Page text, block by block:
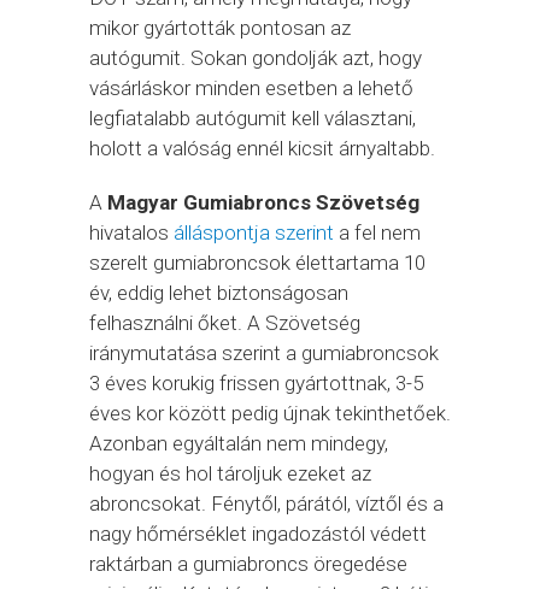
mikor gyártották pontosan az
autógumit. Sokan gondolják azt, hogy
vásárláskor minden esetben a lehető
legfiatalabb autógumit kell választani,
holott a valóság ennél kicsit árnyaltabb.
A Magyar Gumiabroncs Szövetség
hivatalos álláspontja szerint a fel nem
szerelt gumiabroncsok élettartama 10
év, eddig lehet biztonságosan
felhasználni őket. A Szövetség
iránymutatása szerint a gumiabroncsok
3 éves korukig frissen gyártottnak, 3-5
éves kor között pedig újnak tekinthetőek.
Azonban egyáltalán nem mindegy,
hogyan és hol tároljuk ezeket az
abroncsokat. Fénytől, párától, víztől és a
nagy hőmérséklet ingadozástól védett
raktárban a gumiabroncs öregedése